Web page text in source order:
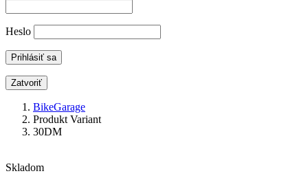
Heslo
Zatvoriť
BikeGarage
Produkt Variant
30DM
Skladom